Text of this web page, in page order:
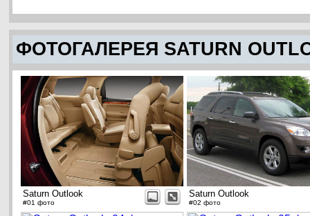
ФОТОГАЛЕРЕЯ SATURN
Saturn Outlook
#01 фото
Saturn Outlook
#02 фото